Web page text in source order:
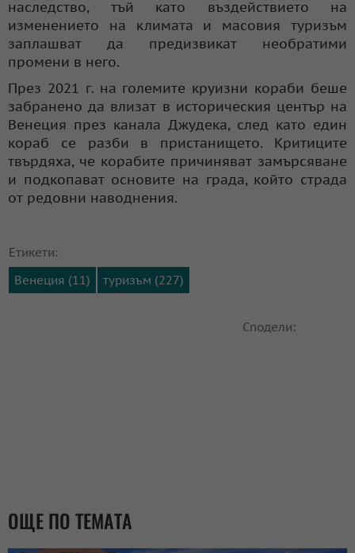
наследство, тъй като въздействието на
изменението на климата и масовия туризъм
заплашват да предизвикат необратими
промени в него.
През 2021 г. на големите круизни кораби беше
забранено да влизат в историческия център на
Венеция през канала Джудека, след като един
кораб се разби в пристанището. Критиците
твърдяха, че корабите причиняват замърсяване
и подкопават основите на града, който страда
от редовни наводнения.
Етикети:
Венеция (11)
туризъм (227)
Сподели:
ОЩЕ ПО ТЕМАТА